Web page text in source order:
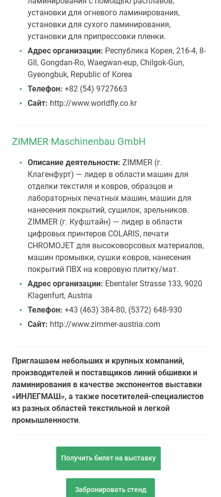
установки для огневого ламинирования,
установки для сухого ламинирования,
установки для припрессовки пленки.
Адрес организации: Республика Корея, 216-4, 8-
Gll, Gongdan-Ro, Waegwan-eup, Chilgok-Gun,
Gyeongbuk, Republic of Korea
Телефон: +82 (54) 9727663
Сайт: http://www.worldfly.co.kr
ZIMMER Maschinenbau GmbH
Описание деятельности: ZIMMER (г.
Клагенфурт) — лидер в области машин для
отделки текстиля и ковров, образцов и
лабораторных печатных машин, машин для
нанесения покрытий, сушилок, зрельников.
ZIMMER (г. Куфштайн) — лидер в области
цифровых принтеров COLARIS, печати
CHROMOJET для высоковорсовых материалов,
машин промывки, сушки ковров, нанесения
покрытий ПВХ на ковровую плитку/мат.
Адрес организации: Ebentaler Strasse 133, 9020
Klagenfurt, Austria
Телефон: +43 (463) 384-80, (5372) 648-930
Сайт: http://www.zimmer-austria.com
Приглашаем небольших и крупных компаний,
производителей и поставщиков линий обшивки и
ламинирования в качестве экспонентов выставки
«ИНЛЕГМАШ», а также посетителей-специалистов
из разных областей текстильной и легкой
промышленности.
Получить билет на выставку
Забронировать стенд